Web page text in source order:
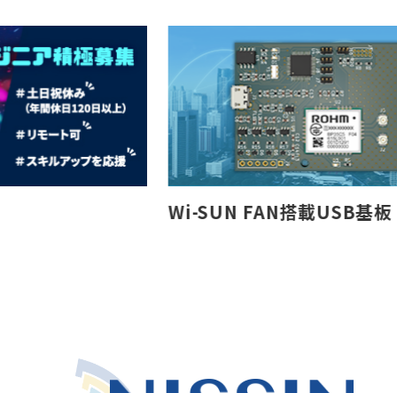
Wi-SUN FAN搭載USB基板